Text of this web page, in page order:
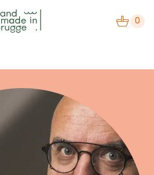
0
label